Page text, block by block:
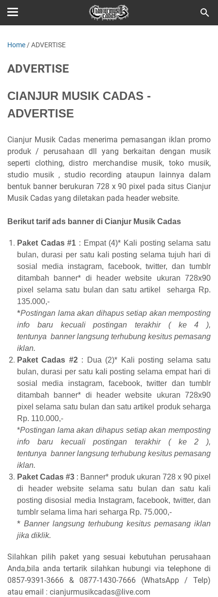
Home /ADVERTISE
ADVERTISE
CIANJUR MUSIK CADAS -
ADVERTISE
Cianjur Musik Cadas menerima pemasangan iklan promo
produk / perusahaan dll yang berkaitan dengan musik
seperti clothing, distro merchandise musik, toko musik,
studio musik , studio recording ataupun lainnya dalam
bentuk banner berukuran 728 x 90 pixel pada situs Cianjur
Musik Cadas yang diletakan pada header website.
Berikut tarif ads banner di Cianjur Musik Cadas
Paket Cadas #1 : Empat (4)* Kali posting selama satu
bulan, durasi per satu kali posting selama tujuh hari di
sosial media instagram, facebook, twitter, dan tumblr
ditambah banner* di header website ukuran 728x90
pixel selama satu bulan dan satu artikel seharga Rp.
135.000,-
*Postingan lama akan dihapus setiap akan memposting
info baru kecuali postingan terakhir ( ke 4 ),
tentunya banner langsung terhubung kesitus pemasang
iklan.
Paket Cadas #2 : Dua (2)* Kali posting selama satu
bulan, durasi per satu kali posting selama empat hari di
sosial media instagram, facebook, twitter dan tumblr
ditambah banner* di header website ukuran 728x90
pixel selama satu bulan dan satu artikel produk seharga
Rp. 110.000,-
*Postingan lama akan dihapus setiap akan memposting
info baru kecuali postingan terakhir ( ke 2 ),
tentunya banner langsung terhubung kesitus pemasang
iklan.
Paket Cadas #3 : Banner* produk ukuran 728 x 90 pixel
di header website selama satu bulan dan satu kali
posting disosial media Instagram, facebook, twitter, dan
tumblr selama lima hari seharga Rp. 75.000,-
* Banner langsung terhubung kesitus pemasang iklan
jika diklik.
Silahkan pilih paket yang sesuai kebutuhan perusahaan
Anda,bila anda tertarik silahkan hubungi via telephone di
0857-9391-3666 & 0877-1430-7666 (WhatsApp / Telp)
atau email : cianjurmusikcadas@live.com